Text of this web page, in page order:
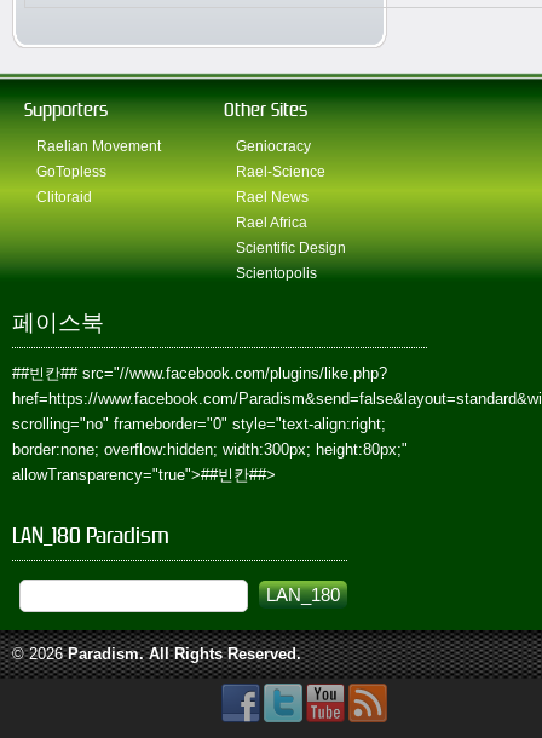
Supporters
Raelian Movement
GoTopless
Clitoraid
Other Sites
Geniocracy
Rael-Science
Rael News
Rael Africa
Scientific Design
Scientopolis
페이스북
##빈칸##src="//www.facebook.com/plugins/like.php?
href=https://www.facebook.com/
scrolling="no" frameborder="0" style="text-align:right;
border:none; overflow:hidden; width:300px; height:80px;"
allowTransparency="true">##빈칸##>
LAN_180 Paradism
© 2026 Paradism. All Rights Reserved.